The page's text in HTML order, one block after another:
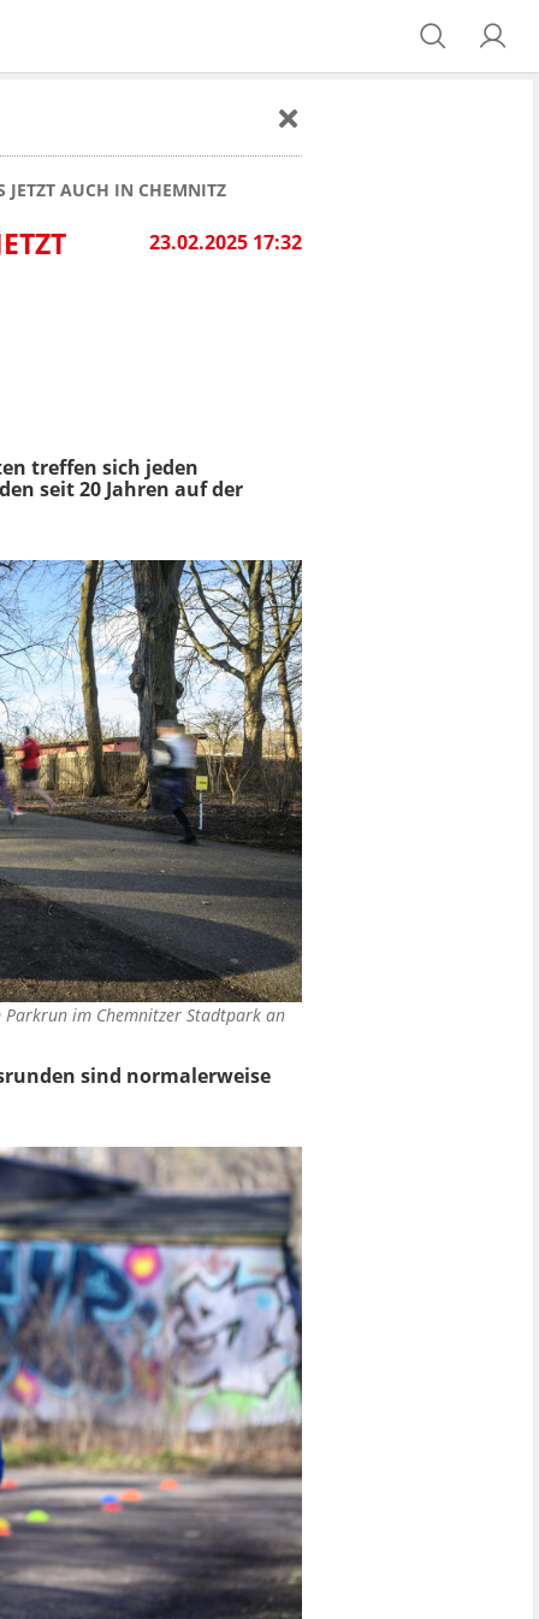
JETZT AUCH IN CHEMNITZ
23.02.2025 17:32
treffen sich jeden
seit 20 Jahren auf der
Parkrun im Chemnitzer Stadtpark an
sind normalerweise